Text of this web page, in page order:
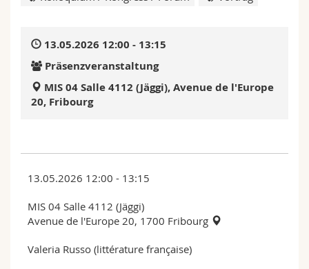
Interfakultär
Doktorierende
Vorlesungsverzeichnis
MyUnifr
13.05.2026 12:00 - 13:15
Präsenzveranstaltung
MIS 04 Salle 4112 (Jäggi), Avenue de l'Europe
20, Fribourg
13.05.2026 12:00 - 13:15
MIS 04 Salle 4112 (Jäggi)
Avenue de l'Europe 20, 1700 Fribourg
Valeria Russo (littérature française)